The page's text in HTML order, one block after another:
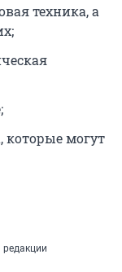
техника, а
которые могут